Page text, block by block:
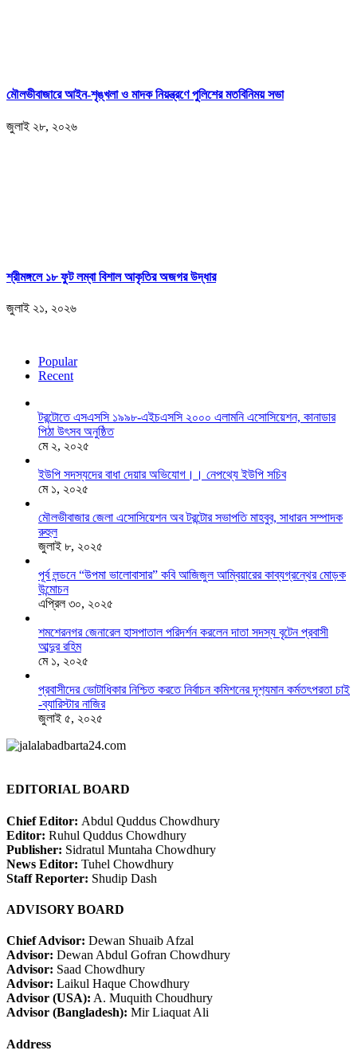
মৌলভীবাজারে আইন-শৃঙ্খলা ও মাদক নিয়ন্ত্রণে পুলিশের মতবিনিময় সভা
জুলাই ২৮, ২০২৬
শ্রীমঙ্গলে ১৮ ফুট লম্বা বিশাল আকৃতির অজগর উদ্ধার
জুলাই ২১, ২০২৬
Popular
Recent
টরন্টোতে এসএসসি ১৯৯৮-এইচএসসি ২০০০ এলামনি এসোসিয়েশন, কানাডার
পিঠা উৎসব অনুষ্ঠিত
মে ২, ২০২৫
ইউপি সদস্যদের বাধা দেয়ার অভিযোগ।। নেপথ্যে ইউপি সচিব
মে ১, ২০২৫
মৌলভীবাজার জেলা এসোসিয়েশন অব টরন্টোর সভাপতি মাহবুব, সাধারন সম্পাদক
রুহুল
জুলাই ৮, ২০২৫
পূর্ব লন্ডনে “উপমা ভালোবাসার” কবি আজিজুল আম্বিয়ারের কাব্যগ্রন্থের মোড়ক
উন্মোচন
এপ্রিল ৩০, ২০২৫
শমশেরনগর জেনারেল হাসপাতাল পরিদর্শন করলেন দাতা সদস্য বৃটেন প্রবাসী
আব্দুর রহিম
মে ১, ২০২৫
প্রবাসীদের ভোটাধিকার নিশ্চিত করতে নির্বাচন কমিশনের দৃশ‍্যমান কর্মতৎপরতা চাই
-ব্যারিস্টার নাজির
জুলাই ৫, ২০২৫
EDITORIAL BOARD
Chief Editor: Abdul Quddus Chowdhury
Editor: Ruhul Quddus Chowdhury
Publisher: Sidratul Muntaha Chowdhury
News Editor: Tuhel Chowdhury
Staff Reporter: Shudip Dash
ADVISORY BOARD
Chief Advisor: Dewan Shuaib Afzal
Advisor: Dewan Abdul Gofran Chowdhury
Advisor: Saad Chowdhury
Advisor: Laikul Haque Chowdhury
Advisor (USA): A. Muquith Choudhury
Advisor (Bangladesh): Mir Liaquat Ali
Address